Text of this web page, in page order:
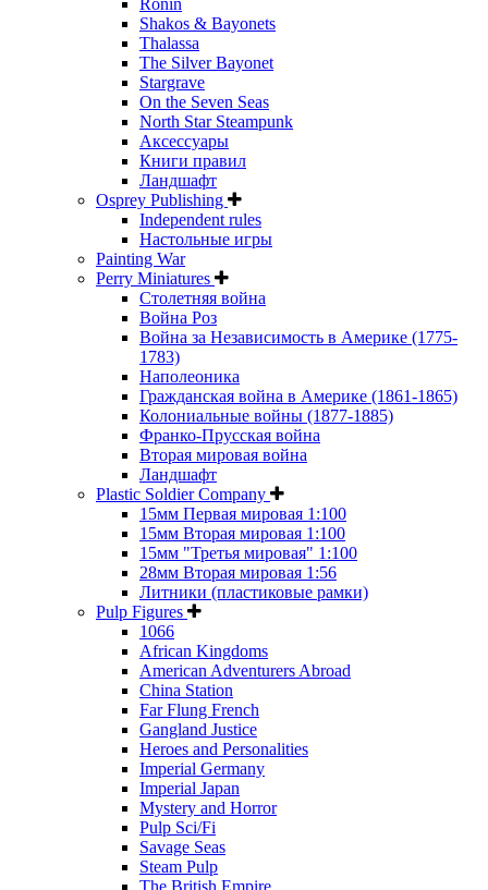
Ronin
Shakos & Bayonets
Thalassa
The Silver Bayonet
Stargrave
On the Seven Seas
North Star Steampunk
Аксессуары
Книги правил
Ландшафт
Osprey Publishing
Independent rules
Настольные игры
Painting War
Perry Miniatures
Столетняя война
Война Роз
Война за Независимость в Америке (1775-
1783)
Наполеоника
Гражданская война в Америке (1861-1865)
Колониальные войны (1877-1885)
Франко-Прусская война
Вторая мировая война
Ландшафт
Plastic Soldier Company
15мм Первая мировая 1:100
15мм Вторая мировая 1:100
15мм "Третья мировая" 1:100
28мм Вторая мировая 1:56
Литники (пластиковые рамки)
Pulp Figures
1066
African Kingdoms
American Adventurers Abroad
China Station
Far Flung French
Gangland Justice
Heroes and Personalities
Imperial Germany
Imperial Japan
Mystery and Horror
Pulp Sci/Fi
Savage Seas
Steam Pulp
The British Empire